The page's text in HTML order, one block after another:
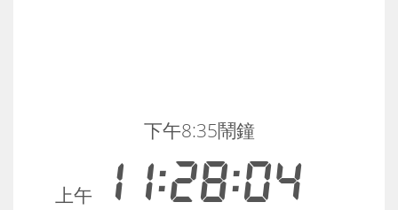
上午 11:28:04
下午8:35鬧鐘